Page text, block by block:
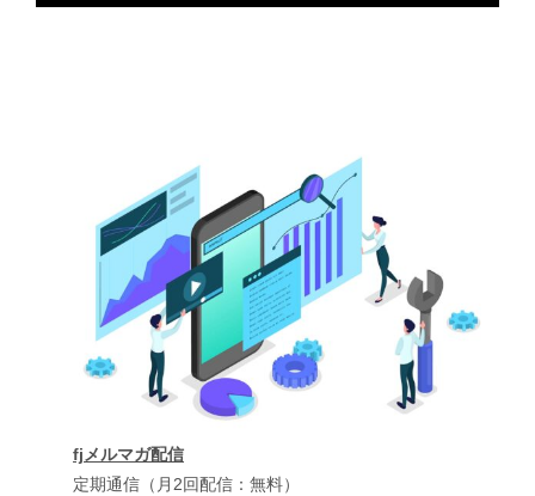
fjメルマガ配信
定期通信（月2回配信：無料）